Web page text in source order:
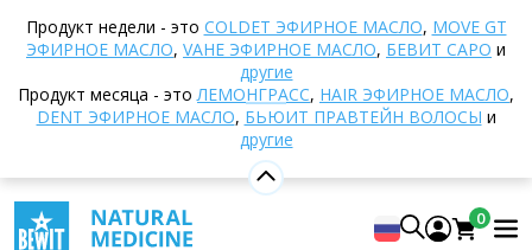
Продукт недели - это COLDET ЭФИРНОЕ МАСЛО, MOVE GT
ЭФИРНОЕ МАСЛО, VAHE ЭФИРНОЕ МАСЛО, БЕВИТ САРО и
другие
Продукт месяца - этоЛЕМОНГРАСС, HAIR ЭФИРНОЕ МАСЛО,
DENT ЭФИРНОЕ МАСЛО, БЬЮИТ ПРАВТЕЙН ВОЛОСЫ и
другие
0
добавки
Продукты питания
Подсластители и
Гималайские соли
Гималайская черная соль - мелкий помол
Гималайская черная соль -
мелкий помол